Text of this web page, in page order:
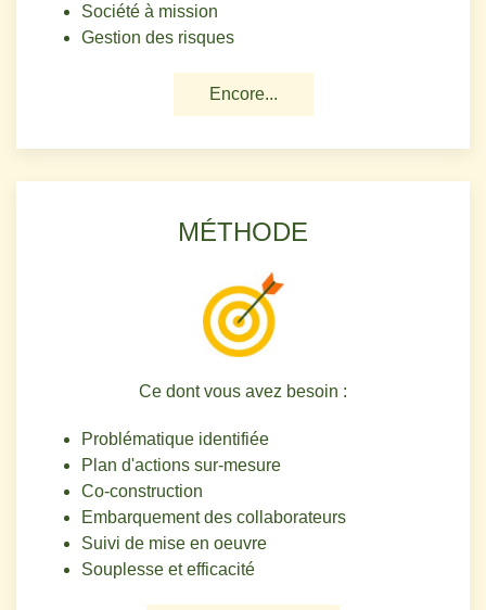
Société à mission
Gestion des risques
Encore...
MÉTHODE
Ce dont vous avez besoin :
Problématique identifiée
Plan d'actions sur-mesure
Co-construction
Embarquement des collaborateurs
Suivi de mise en oeuvre
Souplesse et efficacité